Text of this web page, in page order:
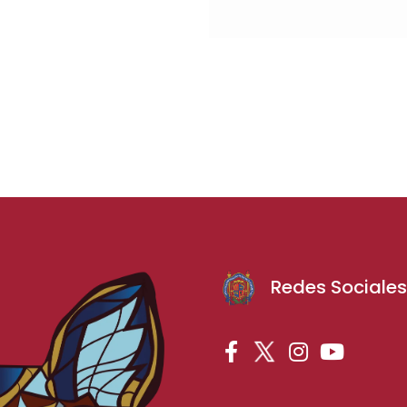
Redes Sociales